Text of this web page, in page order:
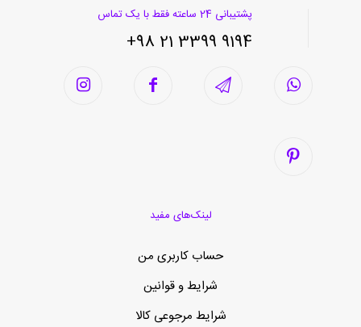
پشتیبانی 24 ساعته فقط با یک تماس
9194 3399 21 98+
لینک‌های مفید
حساب کاربری من
شرایط و قوانین
شرایط مرجوعی کالا